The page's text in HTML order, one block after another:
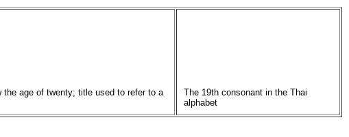
age of twenty; title used to refer to a
The 19th consonant in the Thai
alphabet